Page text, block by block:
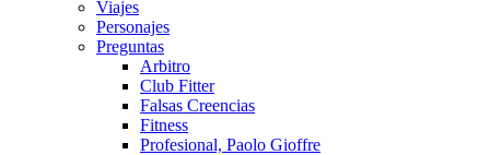
Viajes
Personajes
Preguntas
Arbitro
Club Fitter
Falsas Creencias
Fitness
Profesional, Paolo Gioffre